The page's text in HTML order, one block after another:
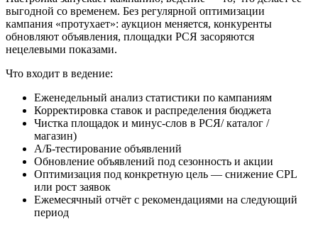
выгодной со временем. Без регулярной оптимизации
кампания «протухает»: аукцион меняется, конкуренты
обновляют объявления, площадки РСЯ засоряются
нецелевыми показами.
Что входит в ведение:
Еженедельный анализ статистики по кампаниям
Корректировка ставок и распределения бюджета
Чистка площадок и минус-слов в РСЯ/ каталог /
магазин)
A/Б-тестирование объявлений
Обновление объявлений под сезонность и акции
Оптимизация под конкретную цель — снижение CPL
или рост заявок
Ежемесячный отчёт с рекомендациями на следующий
период